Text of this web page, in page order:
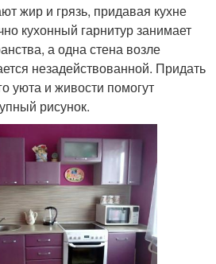
жир и грязь, придавая кухне
кухонный гарнитур занимает
а одна стена возле
незадействованной. Придать
и живости помогут
рисунок.